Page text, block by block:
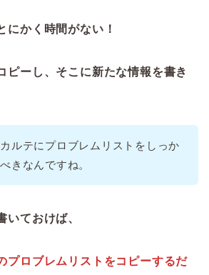
にかく時間がない！
ピーし、そこに新たな情報を書き
ルテにプロブレムリストをしっか
きなんですね。
いておけば、
プロブレムリストをコピーするだ